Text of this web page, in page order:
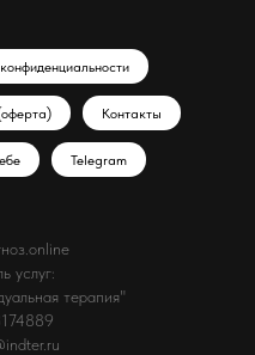
Контакты
Telegram
услуг:
терапия"